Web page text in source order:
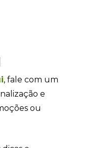
, fale com um
e
ou